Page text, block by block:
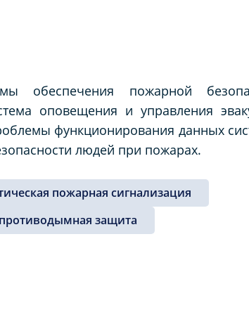
обеспечения пожарной
оповещения и управления
функционирования данных
людей при пожарах.
пожарная сигнализация
противодымная защита